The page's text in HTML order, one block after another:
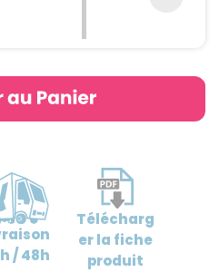
/ 48h
Télécharg
erla fiche
produit